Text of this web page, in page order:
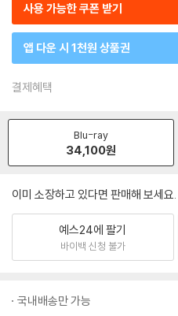
사용 가능한 쿠폰 받기
앱 다운 시 1천원 상품권
결제혜택
Blu-ray
34,100원
이미 소장하고 있다면 판매해 보세요.
예스24에 팔기
바이백 신청 불가
국내배송만 가능